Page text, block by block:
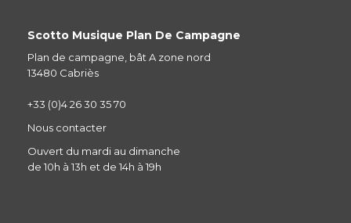
Scotto Musique Plan De Campagne
Plan de campagne, bât A zone nord
13480 Cabriès
+33 (0)4 26 30 35 70
Nous contacter
Ouvert du mardi au dimanche
de 10h à 13h et de 14h à 19h